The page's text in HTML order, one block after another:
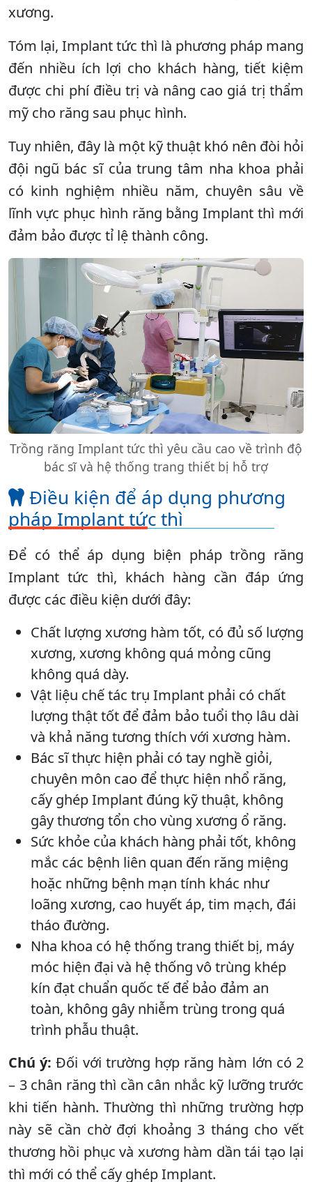
xương.
Tóm lại, Implant tức thì là phương pháp mang
đến nhiều ích lợi cho khách hàng, tiết kiệm
được chi phí điều trị và nâng cao giá trị thẩm
mỹ cho răng sau phục hình.
Tuy nhiên, đây là một kỹ thuật khó nên đòi hỏi
đội ngũ bác sĩ của trung tâm nha khoa phải
có kinh nghiệm nhiều năm, chuyên sâu về
lĩnh vực phục hình răng bằng Implant thì mới
đảm bảo được tỉ lệ thành công.
Trồng răng Implant tức thì yêu cầu cao về trình độ
bác sĩ và hệ thống trang thiết bị hỗ trợ
Điều kiện để áp dụng phương
pháp Implant tức thì
Để có thể áp dụng biện pháp trồng răng
Implant tức thì, khách hàng cần đáp ứng
được các điều kiện dưới đây:
Chất lượng xương hàm tốt, có đủ số lượng
xương, xương không quá mỏng cũng
không quá dày.
Vật liệu chế tác trụ Implant phải có chất
lượng thật tốt để đảm bảo tuổi thọ lâu dài
và khả năng tương thích với xương hàm.
Bác sĩ thực hiện phải có tay nghề giỏi,
chuyên môn cao để thực hiện nhổ răng,
cấy ghép Implant đúng kỹ thuật, không
gây thương tổn cho vùng xương ổ răng.
Sức khỏe của khách hàng phải tốt, không
mắc các bệnh liên quan đến răng miệng
hoặc những bệnh mạn tính khác như
loãng xương, cao huyết áp, tim mạch, đái
tháo đường.
Nha khoa có hệ thống trang thiết bị, máy
móc hiện đại và hệ thống vô trùng khép
kín đạt chuẩn quốc tế để bảo đảm an
toàn, không gây nhiễm trùng trong quá
trình phẫu thuật.
Chú ý: Đối với trường hợp răng hàm lớn có 2
– 3 chân răng thì cần cân nhắc kỹ lưỡng trước
khi tiến hành. Thường thì những trường hợp
này sẽ cần chờ đợi khoảng 3 tháng cho vết
thương hồi phục và xương hàm dần tái tạo lại
thì mới có thể cấy ghép Implant.